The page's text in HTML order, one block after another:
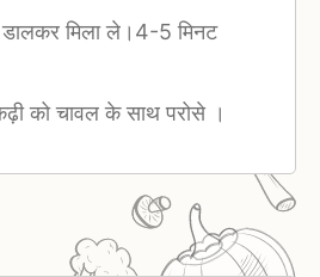
डालकर मिला ले।4-5 मिनट
को चावल के साथ परोसे ।